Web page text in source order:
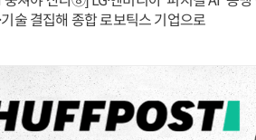
기술 결집해 종합 로보틱스 기업으로